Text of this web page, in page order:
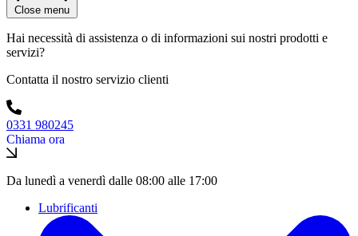
Close menu
Hai necessità di assistenza o di informazioni sui nostri prodotti e
servizi?
Contatta il nostro servizio clienti
0331 980245
Chiama ora
Da lunedì a venerdì dalle 08:00 alle 17:00
Lubrificanti